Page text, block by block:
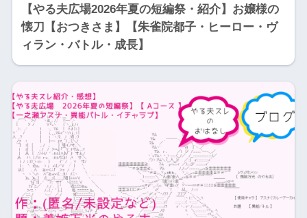
【やる夫広場2026年夏の短編祭・紹介】お嬢様の
懐刀【おつきさま】【朱雀院都子・ヒーロー・ヴ
ィラン・バトル・成長】